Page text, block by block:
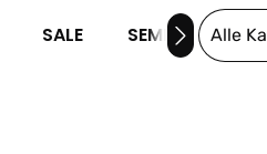
SALE SEMINAREAlle